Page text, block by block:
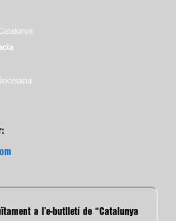
a l’e-butlletí de “Catalunya